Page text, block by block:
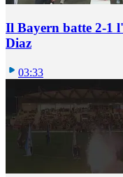
Il Bayern batte 2-1
Diaz
03:33